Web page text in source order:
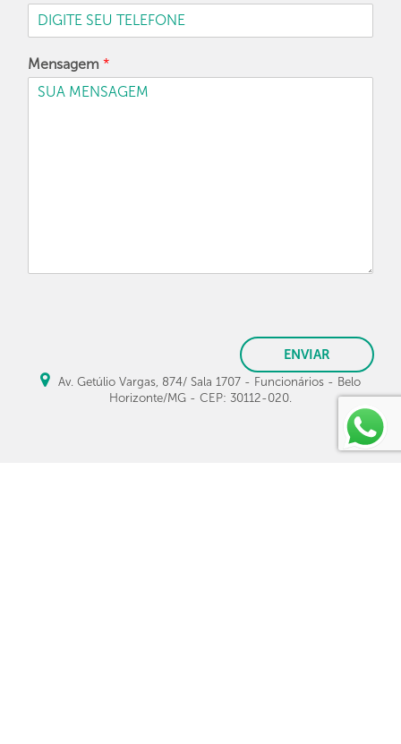
Mensagem *
ENVIAR
Av. Getúlio Vargas, 874/ Sala 1707 - Funcionários - Belo
Horizonte/MG - CEP: 30112-020.